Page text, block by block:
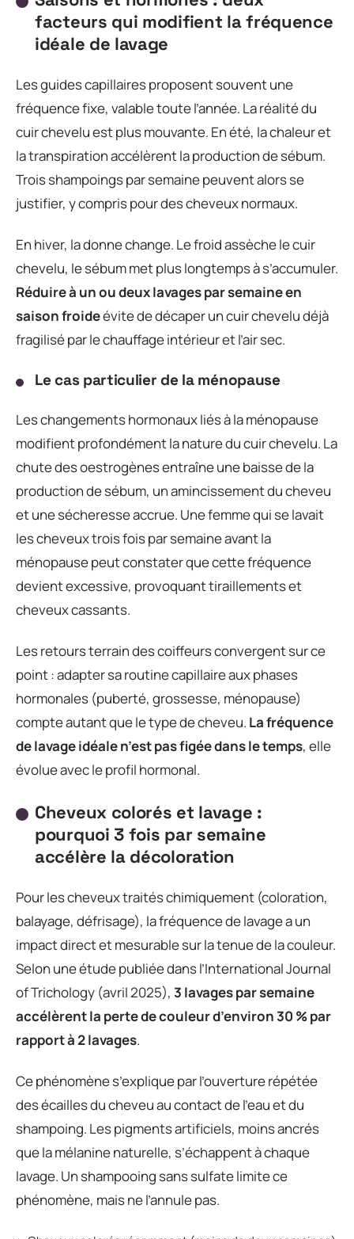
facteurs qui modifient la fréquence
idéale de lavage
Les guides capillaires proposent souvent une
fréquence fixe, valable toute l’année. La réalité du
cuir chevelu est plus mouvante. En été, la chaleur et
la transpiration accélèrent la production de sébum.
Trois shampoings par semaine peuvent alors se
justifier, y compris pour des cheveux normaux.
En hiver, la donne change. Le froid assèche le cuir
chevelu, le sébum met plus longtemps à s’accumuler.
Réduire à un ou deux lavages par semaine en
saison froideévite de décaper un cuir chevelu déjà
fragilisé par le chauffage intérieur et l’air sec.
Le cas particulier de la ménopause
Les changements hormonaux liés à la ménopause
modifient profondément la nature du cuir chevelu. La
chute des oestrogènes entraîne une baisse de la
production de sébum, un amincissement du cheveu
et une sécheresse accrue. Une femme qui se lavait
les cheveux trois fois par semaine avant la
ménopause peut constater que cette fréquence
devient excessive, provoquant tiraillements et
cheveux cassants.
Les retours terrain des coiffeurs convergent sur ce
point : adapter sa routine capillaire aux phases
hormonales (puberté, grossesse, ménopause)
compte autant que le type de cheveu. La fréquence
de lavage idéale n’est pas figée dans le temps, elle
évolue avec le profil hormonal.
Cheveux colorés et lavage :
pourquoi 3 fois par semaine
accélère la décoloration
Pour les cheveux traités chimiquement (coloration,
balayage, défrisage), la fréquence de lavage a un
impact direct et mesurable sur la tenue de la couleur.
Selon une étude publiée dans l’International Journal
of Trichology (avril 2025), 3 lavages par semaine
accélèrent la perte de couleur d’environ 30 % par
rapport à 2 lavages.
Ce phénomène s’explique par l’ouverture répétée
des écailles du cheveu au contact de l’eau et du
shampoing. Les pigments artificiels, moins ancrés
que la mélanine naturelle, s’échappent à chaque
lavage. Un shampooing sans sulfate limite ce
phénomène, mais ne l’annule pas.